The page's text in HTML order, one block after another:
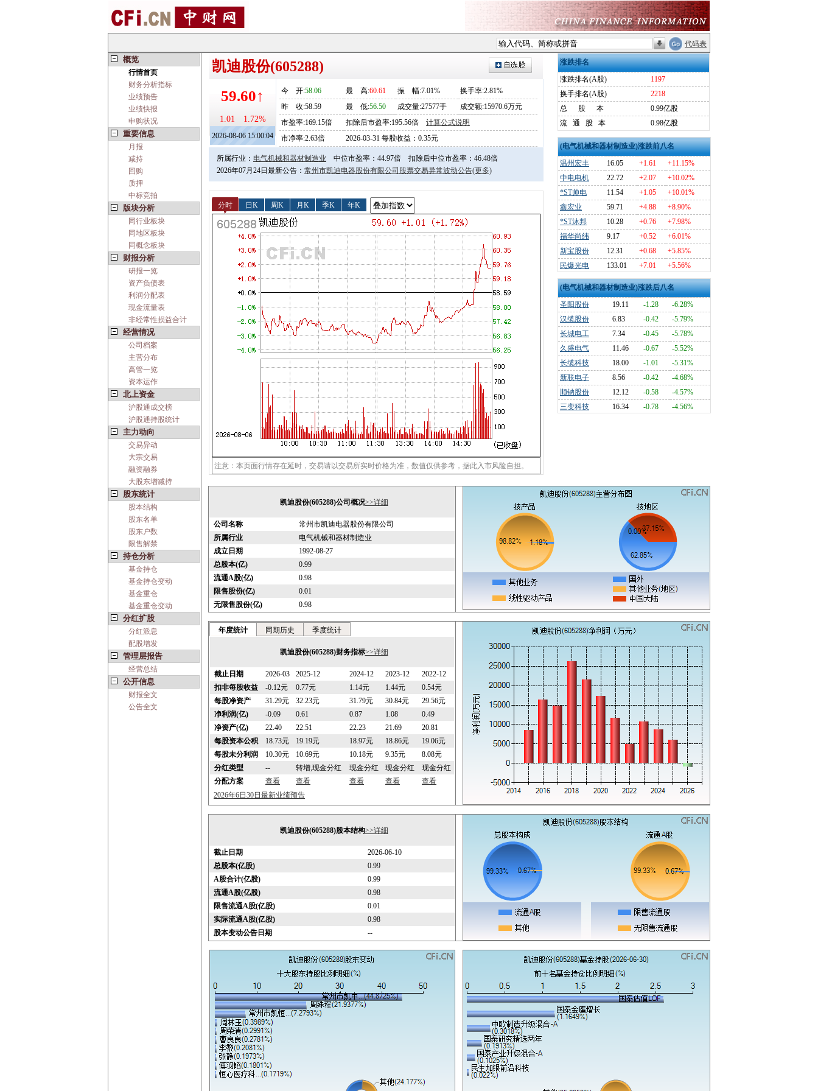
代码表
概览
行情首页
财务分析指标
业绩预告
业绩快报
申购状况
重要信息
月报
减持
回购
质押
中标竞拍
版块分析
同行业板块
同地区板块
同概念板块
财报分析
研报一览
资产负债表
利润分配表
现金流量表
非经常性损益合计
经营情况
公司档案
主营分布
高管一览
资本运作
北上资金
沪股通成交榜
沪股通持股统计
主力动向
交易异动
大宗交易
融资融券
大股东增减持
股东统计
股本结构
股东名单
股东户数
限售解禁
持仓分析
基金持仓
基金持仓变动
基金重仓
基金重仓变动
分红扩股
分红派息
配股增发
管理层报告
经营总结
公开信息
财报全文
公告全文
凯迪股份(605288)
59.60↑
1.01 1.72%
2026-08-06 15:00:04
今 开:58.06 最 高:60.61 振 幅:7.01%
换手率:2.81%
昨
收:58.59 最 低:56.50 成交量:27577手
成交额:15970.6万元
市盈率:169.15倍
扣除后市盈率:195.56倍
计算公式说明
市净率:2.63倍
2026-03-31 每股收益：0.35元
所属行业： 电气机械和器材制造业 中位市盈率：44.97倍
扣除后中位市盈率：46.48倍
2026年07月24日最新公告： 常州市凯迪电器股份有限公司股票交易异常波动公告(更多)
分时 日K 周K 月K 季K 年K
注意：本页面行情存在延时，交易请以交易所实时价格为准，数值仅供参考，据此入市风险自担。
涨跌排名
涨跌排名(A股)
1197
换手排名(A股)
2218
总
股 本
0.99亿股
流
通 股 本 0.98亿股
(电气机械和器材制造业)涨跌前八名
温州宏丰
16.05 +1.61
+11.15%
中电电机
22.72 +2.07
+10.02%
*ST帅电
11.54 +1.05
+10.01%
鑫宏业
59.71 +4.88
+8.90%
*ST沐邦
10.28 +0.76
+7.98%
福华尚纬
9.17 +0.52
+6.01%
新宝股份
12.31 +0.68
+5.85%
民爆光电
133.01 +7.01 +5.56%
(电气机械和器材制造业)涨跌后八名
圣阳股份
19.11 -1.28
-6.28%
汉缆股份
6.83 -0.42
-5.79%
长城电工
7.34 -0.45
-5.78%
久盛电气
11.46 -0.67
-5.52%
长缆科技
18.00 -1.01
-5.31%
新联电子
8.56 -0.42
-4.68%
顺钠股份
12.12 -0.58
-4.57%
三变科技
16.34 -0.78 -4.56%
凯迪股份(605288)公司概况>>详细
公司名称
常州市凯迪电器股份有限公司
所属行业
电气机械和器材制造业
成立日期
1992-08-27
总股本(亿)
0.99
流通A股(亿)
0.98
限售股份(亿)
0.01
无限售股份(亿)
0.98
年度统计 同期历史 季度统计
凯迪股份(605288)财务指标>>详细
截止日期 2026-03 2025-12 2024-12 2023-12
2022-12
扣非每股收益
-0.12元 0.77元 1.14元 1.44元
0.54元
每股净资产
31.29元 32.23元 31.79元 30.84元
29.56元
净利润(亿)
-0.09 0.61 0.87 1.08
0.49
净资产(亿)
22.40 22.51 22.23 21.69
20.81
每股资本公积
18.73元 19.19元 18.97元 18.86元
19.06元
每股未分利润
10.30元 10.69元 10.18元 9.35元
8.08元
分红类型
-- 转增,现金分红 现金分红 现金分红
现金分红
分配方案
查看 查看 查看 查看
查看
2026年6日30日最新业绩预告
凯迪股份(605288)股本结构>>详细
截止日期
2026-06-10
总股本(亿股)
0.99
A股合计(亿股)
0.99
流通A股(亿股)
0.98
限售流通A股(亿股)
0.01
实际流通A股(亿股)
0.98
股本变动公告日期
--